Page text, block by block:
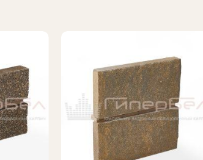
Зато дам понятные, практичные
Самая очевидная - мелкий ремонт.
получите сотни лишних кирпичей,
плитка и редкие фактуры часто